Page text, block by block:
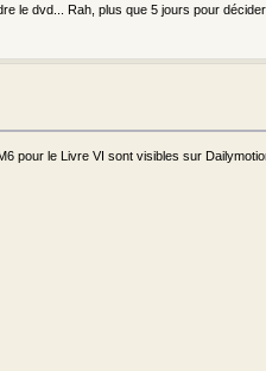
le dvd... Rah, plus que 5 jours pour
pour le Livre VI sont visibles sur